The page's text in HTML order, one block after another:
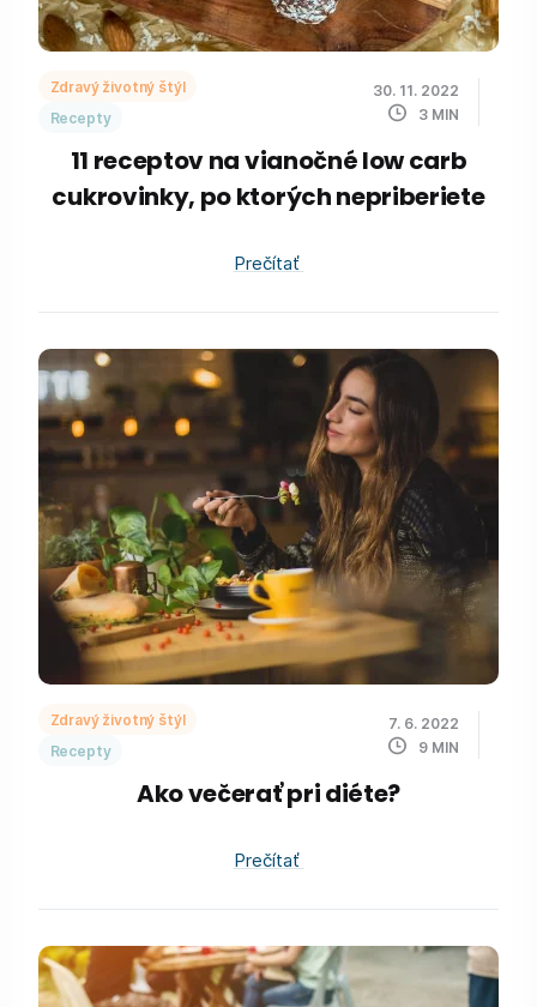
Zdravý životný štýl
Recepty
30. 11. 2022
3 MIN
11 receptov na vianočné low carb
cukrovinky, po ktorých nepriberiete
Prečítať
Zdravý životný štýl
Recepty
7. 6. 2022
9 MIN
Ako večerať pri diéte?
Prečítať